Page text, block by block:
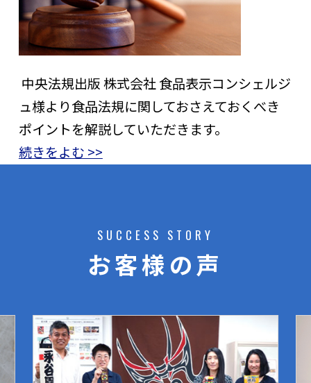
中央法規出版 株式会社 食品表示コンシェルジ
ュ様より食品法規に関しておさえておくべき
ポイントを解説していただきます。
続きをよむ >>
SUCCESS STORY
お客様の声